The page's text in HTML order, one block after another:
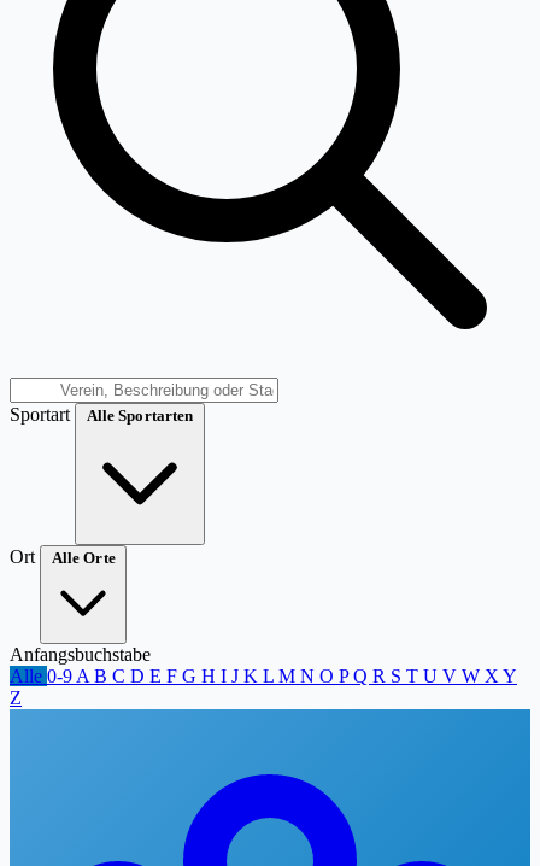
Sportart Alle Sportarten
Ort Alle Orte
Anfangsbuchstabe
Alle 0-9 A B C D E F G H I J K L M N O PQ R S T U V W X Y
Z